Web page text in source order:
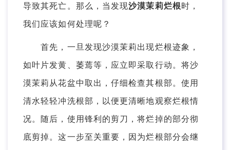
导致其死亡。那么，当发现沙漠茉莉烂根时，
我们应该如何处理呢？
首先，一旦发现沙漠茉莉出现烂根迹象，
如叶片发黄、萎蔫等，应立即采取行动。将沙
漠茉莉从花盆中取出，仔细检查其根部。使用
清水轻轻冲洗根部，以便更清晰地观察烂根情
况。随后，使用锋利的剪刀，将烂掉的部分彻
底剪掉。这一步至关重要，因为烂根部分会继